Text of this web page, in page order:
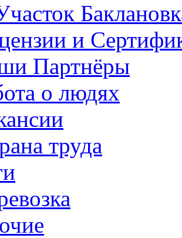
и
Партнёры
о людях
труда